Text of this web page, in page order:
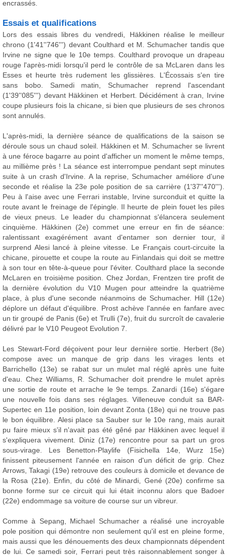
encrassés.
Essais et qualifications
Lors des essais libres du vendredi, Häkkinen réalise le meilleur
chrono (1'41''746''') devant Coulthard et M. Schumacher tandis que
Irvine ne signe que le 10e temps. Coulthard provoque un drapeau
rouge l'après-midi lorsqu'il perd le contrôle de sa McLaren dans les
Esses et heurte très rudement les glissières. L'Écossais s'en tire
sans bobo. Samedi matin, Schumacher reprend l'ascendant
(1'39''085''') devant Häkkinen et Herbert. Décidément à cran, Irvine
coupe plusieurs fois la chicane, si bien que plusieurs de ses chronos
sont annulés.
L'après-midi, la dernière séance de qualifications de la saison se
déroule sous un chaud soleil. Häkkinen et M. Schumacher se livrent
à une féroce bagarre au point d'afficher un moment le même temps,
au millième près ! La séance est interrompue pendant sept minutes
suite à un crash d'Irvine. A la reprise, Schumacher améliore d'une
seconde et réalise la 23e pole position de sa carrière (1'37''470''').
Peu à l'aise avec une Ferrari instable, Irvine surconduit et quitte la
route avant le freinage de l'épingle. Il heurte de plein fouet les piles
de vieux pneus. Le leader du championnat s'élancera seulement
cinquième. Häkkinen (2e) commet une erreur en fin de séance:
ralentissant exagérément avant d'entamer son dernier tour, il
surprend Alesi lancé à pleine vitesse. Le Français court-circuite la
chicane, pirouette et coupe la route au Finlandais qui doit se mettre
à son tour en tête-à-queue pour l'éviter. Coulthard place la seconde
McLaren en troisième position. Chez Jordan, Frentzen tire profit de
la dernière évolution du V10 Mugen pour atteindre la quatrième
place, à plus d'une seconde néanmoins de Schumacher. Hill (12e)
déplore un défaut d'équilibre. Prost achève l'année en fanfare avec
un tir groupé de Panis (6e) et Trulli (7e), fruit du surcroît de cavalerie
délivré par le V10 Peugeot Evolution 7.
Les Stewart-Ford déçoivent pour leur dernière sortie. Herbert (8e)
compose avec un manque de grip dans les virages lents et
Barrichello (13e) se rabat sur un mulet mal réglé après une fuite
d'eau. Chez Williams, R. Schumacher doit prendre le mulet après
une sortie de route et arrache le 9e temps. Zanardi (16e) s'égare
une nouvelle fois dans ses réglages. Villeneuve conduit sa BAR-
Supertec en 11e position, loin devant Zonta (18e) qui ne trouve pas
le bon équilibre. Alesi place sa Sauber sur le 10e rang, mais aurait
pu faire mieux s'il n'avait pas été gêné par Häkkinen avec lequel il
s'expliquera vivement. Diniz (17e) rencontre pour sa part un gros
sous-virage. Les Benetton-Playlife (Fisichella 14e, Wurz 15e)
finissent piteusement l'année en raison d'un déficit de grip. Chez
Arrows, Takagi (19e) retrouve des couleurs à domicile et devance de
la Rosa (21e). Enfin, du côté de Minardi, Gené (20e) confirme sa
bonne forme sur ce circuit qui lui était inconnu alors que Badoer
(22e) endommage sa voiture de course sur un vibreur.
Comme à Sepang, Michael Schumacher a réalisé une incroyable
pole position qui démontre non seulement qu'il est en pleine forme,
mais aussi que les dénouements des deux championnats dépendent
de lui. Ce samedi soir, Ferrari peut très raisonnablement songer à